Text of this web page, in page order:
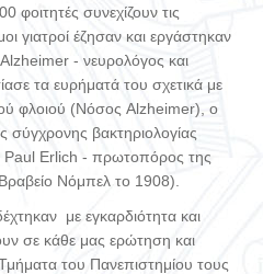
συνεχίζουν τις
γιατροί έζησαν και εργάστηκαν
- νευρολόγος και
τα ευρήματά του σχετικά με
φλοιού (Νόσος Alzheimer), ο
βακτηριολογίας
Paul Erlich - πρωτοπόρος της
Νόμπελ το 1908).
με εγκαρδιότητα και
σε κάθε μας ερώτηση και
του Πανεπιστημίου τους